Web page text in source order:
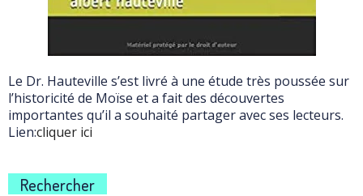
Le Dr. Hauteville s’est livré à une étude très poussée sur
l’historicité de Moïse et a fait des découvertes
importantes qu’il a souhaité partager avec ses lecteurs.
Lien:cliquer ici
Rechercher